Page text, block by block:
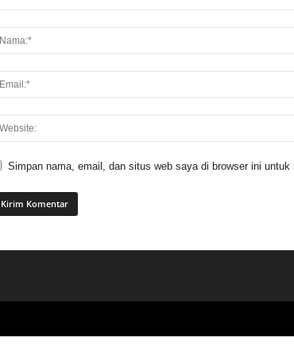
Simpan nama, email, dan situs web saya di browser ini untuk